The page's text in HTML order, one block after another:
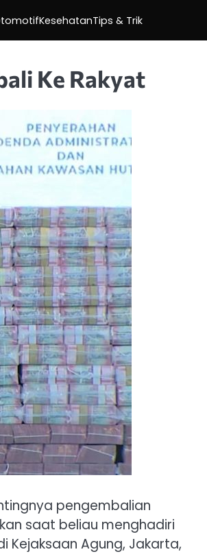
KesehatanTips & Trik
Ke Rakyat
pengembalian
saat beliau menghadiri
Kejaksaan Agung, Jakarta,